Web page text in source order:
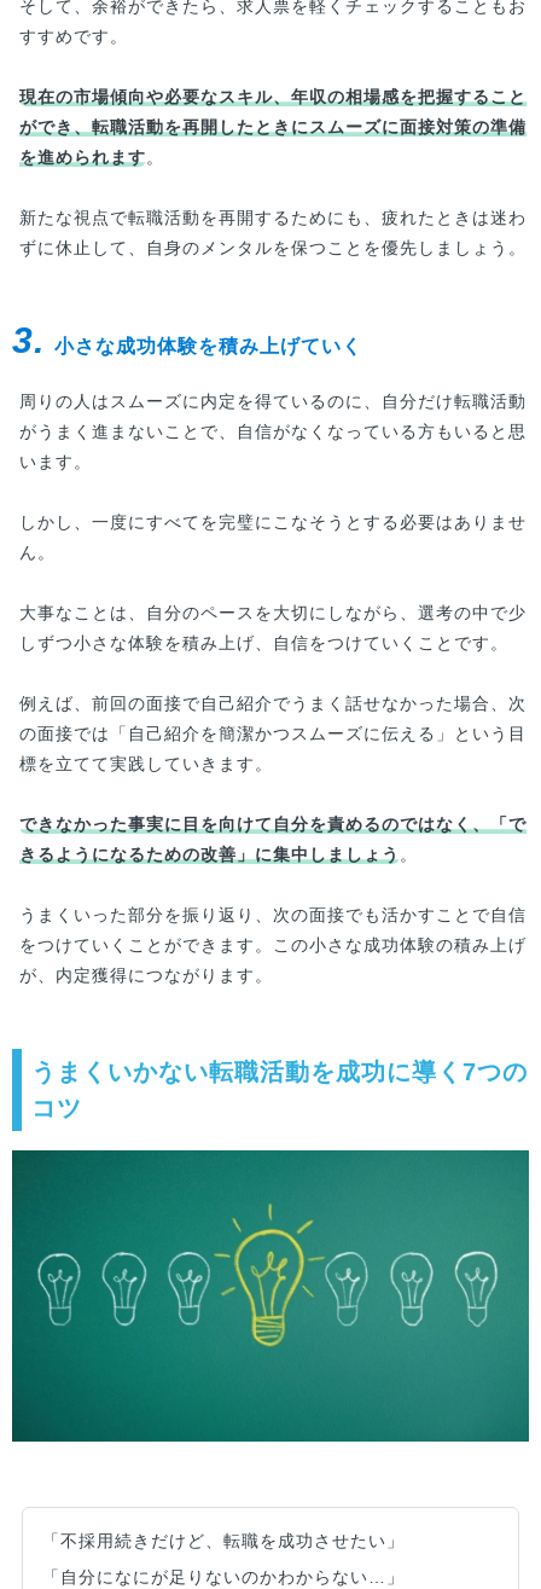
そして、余裕ができたら、求人票を軽くチェックすることもお
すすめです。
現在の市場傾向や必要なスキル、年収の相場感を把握すること
ができ、転職活動を再開したときにスムーズに面接対策の準備
を進められます。
新たな視点で転職活動を再開するためにも、疲れたときは迷わ
ずに休止して、自身のメンタルを保つことを優先しましょう。
3. 小さな成功体験を積み上げていく
周りの人はスムーズに内定を得ているのに、自分だけ転職活動
がうまく進まないことで、自信がなくなっている方もいると思
います。
しかし、一度にすべてを完璧にこなそうとする必要はありませ
ん。
大事なことは、自分のペースを大切にしながら、選考の中で少
しずつ小さな体験を積み上げ、自信をつけていくことです。
例えば、前回の面接で自己紹介でうまく話せなかった場合、次
の面接では「自己紹介を簡潔かつスムーズに伝える」という目
標を立てて実践していきます。
できなかった事実に目を向けて自分を責めるのではなく、「で
きるようになるための改善」に集中しましょう。
うまくいった部分を振り返り、次の面接でも活かすことで自信
をつけていくことができます。この小さな成功体験の積み上げ
が、内定獲得につながります。
うまくいかない転職活動を成功に導く7つの
コツ
「不採用続きだけど、転職を成功させたい」
「自分になにが足りないのかわからない…」